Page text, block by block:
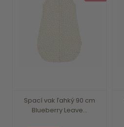
Spací vak ľahký 90 cm
Blueberry Leave...